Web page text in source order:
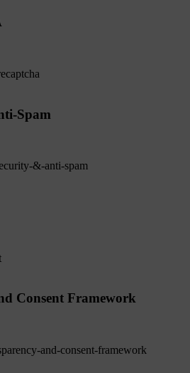
Spam
&-anti-spam
Consent Framework
and-consent-framework